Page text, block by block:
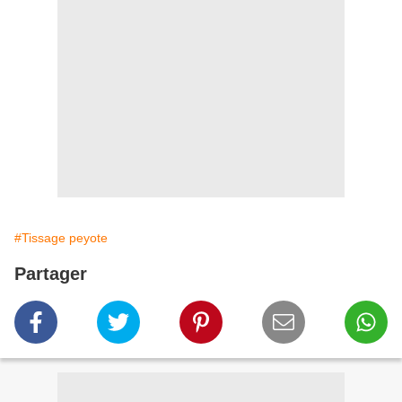
#Tissage peyote
Partager